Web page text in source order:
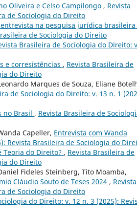
Oliveira e Celso Campilongo , Revista
de Sociologia do Direito
na pesquisa jurídica brasileira
de Sociologia do Direito
Brasileira de Sociologia do Direito:
e corresistências , Revista Brasileira de
do Direito
Marques de Souza, Eliane
de Sociologia do Direito: v. 13 n. 1
no Brasil , Revista Brasileira de
Capeller, Entrevista com Wanda
Revista Brasileira de Sociologia do
Teoria do Direito? , Revista Brasileira de
do Direito
Fideles Steinberg, Tito Moamba,
Cláudio Souto de Teses 2024 , Revista
de Sociologia do Direito
do Direito: v. 12 n. 3 (2025):